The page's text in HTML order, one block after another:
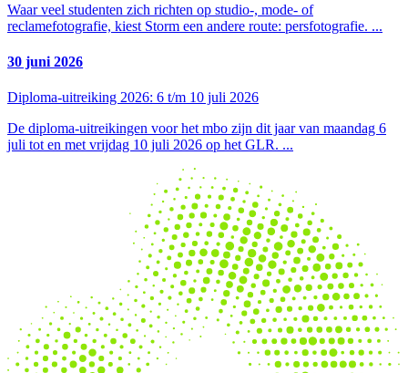
Waar veel studenten zich richten op studio-, mode- of
reclamefotografie, kiest Storm een andere route: persfotografie. ...
30 juni 2026
Diploma-uitreiking 2026: 6 t/m 10 juli 2026
De diploma-uitreikingen voor het mbo zijn dit jaar van maandag 6
juli tot en met vrijdag 10 juli 2026 op het GLR. ...